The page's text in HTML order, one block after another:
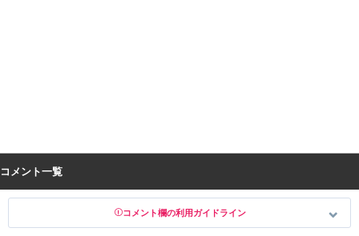
コメント一覧
コメント欄の利用ガイドライン